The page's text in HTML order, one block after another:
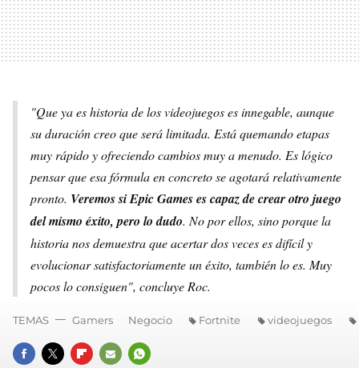
"Que ya es historia de los videojuegos es innegable, aunque
su duración creo que será limitada. Está quemando etapas
muy rápido y ofreciendo cambios muy a menudo. Es lógico
pensar que esa fórmula en concreto se agotará relativamente
pronto. Veremos si Epic Games es capaz de crear otro juego
del mismo éxito, pero lo dudo. No por ellos, sino porque la
historia nos demuestra que acertar dos veces es difícil y
evolucionar satisfactoriamente un éxito, también lo es. Muy
pocos lo consiguen", concluye Roc.
TEMAS Gamers Negocio Fortnite videojuegos